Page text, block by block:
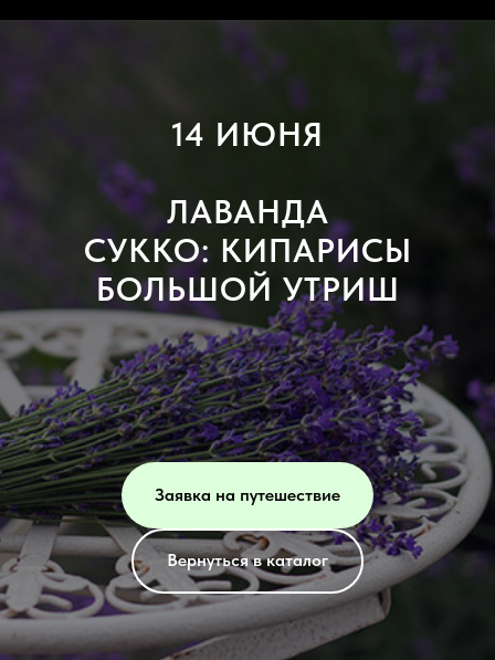
14 ИЮНЯ
ЛАВАНДА
СУККО: КИПАРИСЫ
БОЛЬШОЙ УТРИШ
Заявка на путешествие
Вернуться в каталог